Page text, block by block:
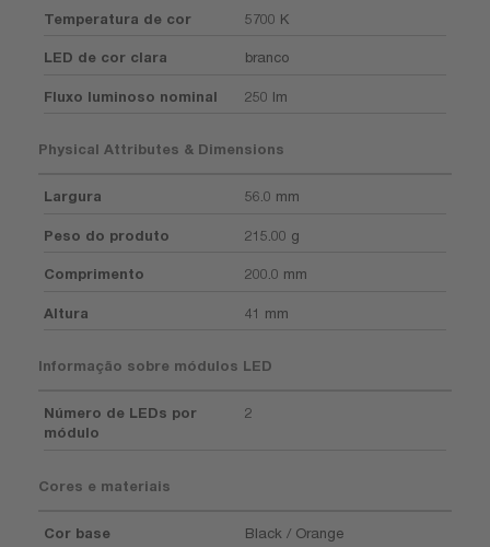
Temperatura de cor 5700 K
LED de cor clara branco
Fluxo luminoso nominal 250 lm
Physical Attributes & Dimensions
Largura 56.0 mm
Peso do produto 215.00 g
Comprimento 200.0 mm
Altura 41 mm
Informação sobre módulos LED
Número de LEDs por
módulo
2
Cores e materiais
Cor base Black / Orange